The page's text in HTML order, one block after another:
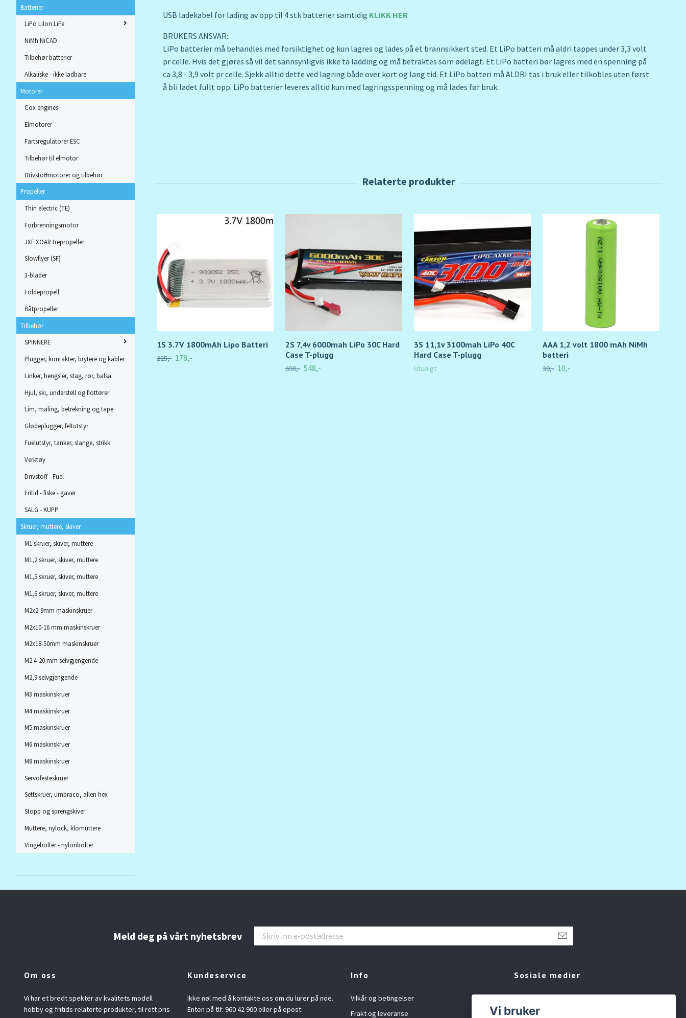
Batterier
LiPo LiIon LiFe
NiMh NiCAD
Tilbehør batterier
Alkaliske - ikke ladbare
Motorer
Cox engines
Elmotorer
Fartsregulatorer ESC
Tilbehør til elmotor
Drivstoffmotorer og tilbehør
Propeller
Thin electric (TE)
Forbrenningsmotor
JXF XOAR trepropeller
Slowflyer (SF)
3-blader
Foldepropell
Båtpropeller
Tilbehør
SPINNERE
Plugger, kontakter, brytere og kabler
Linker, hengsler, stag, rør, balsa
Hjul, ski, understell og flottører
Lim, maling, betrekning og tape
Glødeplugger, feltutstyr
Fuelutstyr, tanker, slange, strikk
Verktøy
Drivstoff - Fuel
Fritid - fiske - gaver
SALG - KUPP
Skruer, muttere, skiver
M1 skruer, skiver, muttere
M1,2 skruer, skiver, muttere
M1,5 skruer, skiver, muttere
M1,6 skruer, skiver, muttere
M2x2-9mm maskinskruer
M2x10-16 mm maskinskruer
M2x18-50mm maskinskruer
M2 4-20 mm selvgjengende
M2,9 selvgjengende
M3 maskinskruer
M4 maskinskruer
M5 maskinskruer
M6 maskinskruer
M8 maskinskruer
Servofesteskruer
Settskruer, umbraco, allen hex
Stopp og sprengskiver
Muttere, nylock, klomuttere
Vingebolter - nylonbolter
USB ladekabel for lading av opp til 4 stk batterier samtidig KLIKK HER
BRUKERS ANSVAR:
LiPo batterier må behandles med forsiktighet og kun lagres og lades på et brannsikkert sted. Et LiPo batteri må aldri tappes under 3,3 volt
pr celle. Hvis det gjøres så vil det sannsynligvis ikke ta ladding og må betraktes som ødelagt. Et LiPo batteri bør lagres med en spenning på
ca 3,8 - 3,9 volt pr celle. Sjekk alltid dette ved lagring både over kort og lang tid. Et LiPo batteri må ALDRI tas i bruk eller tilkobles uten først
å bli ladet fullt opp. LiPo batterier leveres alltid kun med lagringsspenning og må lades før bruk.
1S 3.7V 1800mAh Lipo Batteri
225,- 178,-
2S 7,4v 6000mah LiPo 30C Hard
Case T-plugg
690,- 548,-
3S 11,1v 3100mah LiPo 40C
Hard Case T-plugg
Utsolgt
AAA 1,2 volt 1800 mAh NiMh
batteri
30,- 10,-
Meld deg på vårt nyhetsbrev
Om oss
Vi har et bredt spekter av kvalitets modell
hobby og fritids relaterte produkter, til rett pris
Kundeservice
Ikke nøl med å kontakte oss om du lurer på noe.
Enten på tlf: 960 42 900 eller på epost:
Info
Vilkår og betingelser
Frakt og leveranse
Sosiale medier
Vi bruker